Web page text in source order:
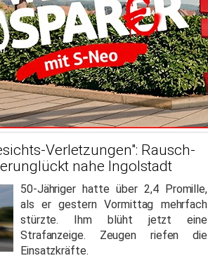
Verletzungen": Rausch-
nahe Ingolstadt
50-Jähriger hatte über 2,4 Promille,
als er gestern Vormittag mehrfach
stürzte. Ihm blüht jetzt eine
Strafanzeige. Zeugen riefen die
Einsatzkräfte.